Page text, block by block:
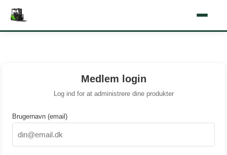
Medlem login
Log ind for at administrere dine produkter
Brugernavn (email)